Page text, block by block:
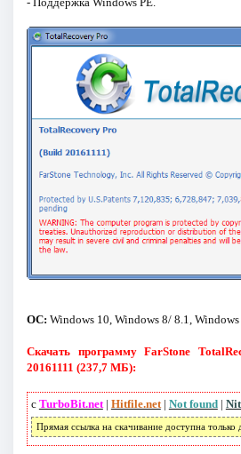
ОС: Windows 10, Windows 8/ 8.1, Windows
Скачать программу FarStone
20161111 (237,7 МБ):
с TurboBit.net| Hitfile.net| Not found|
Прямая ссылка на скачивание доступна только